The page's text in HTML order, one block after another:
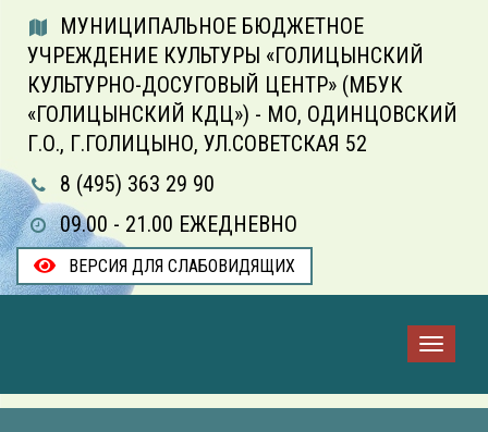
МУНИЦИПАЛЬНОЕ БЮДЖЕТНОЕ
УЧРЕЖДЕНИЕ КУЛЬТУРЫ «ГОЛИЦЫНСКИЙ
КУЛЬТУРНО-ДОСУГОВЫЙ ЦЕНТР» (МБУК
«ГОЛИЦЫНСКИЙ КДЦ») - МО, ОДИНЦОВСКИЙ
Г.О., Г.ГОЛИЦЫНО, УЛ.СОВЕТСКАЯ 52
8 (495) 363 29 90
09.00 - 21.00 ЕЖЕДНЕВНО
ВЕРСИЯ ДЛЯ СЛАБОВИДЯЩИХ